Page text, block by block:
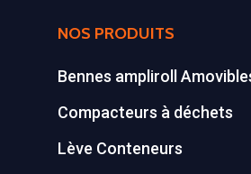
NOS PRODUITS
Bennes ampliroll
Compacteurs à déchets
Lève Conteneurs